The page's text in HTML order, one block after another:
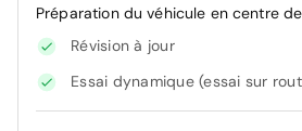
Préparation du véhicule en centre
Révision à jour
Essai dynamique (essai sur